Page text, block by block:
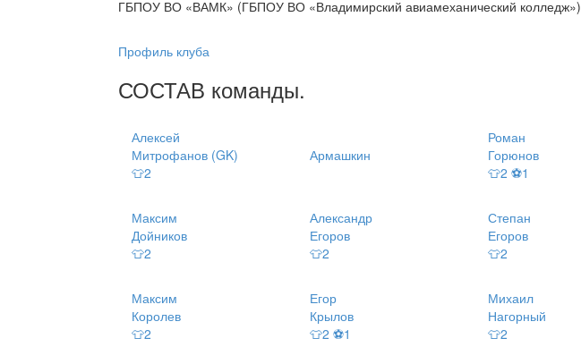
ГБПОУ ВО «ВАМК» (ГБПОУ ВО «Владимирский авиамеханический колледж»)
Профиль клуба
СОСТАВ команды.
Алексей
Митрофанов (GK)
👕2
Армашкин
Роман
Горюнов
👕2 ⚽1
Максим
Дойников
👕2
Александр
Егоров
👕2
Степан
Егоров
👕2
Максим
Королев
👕2
Егор
Крылов
👕2 ⚽1
Михаил
Нагорный
👕2